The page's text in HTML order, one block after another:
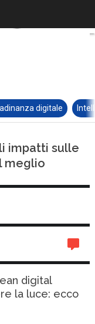
digitale
impatti sulle
meglio
digital
la luce: ecco